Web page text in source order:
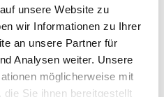
unsere Website zu
wir Informationen zu Ihrer
an unsere Partner für
Analysen weiter. Unsere
möglicherweise mit
Sie ihnen bereitgestellt
Sie:74 PowerPunkte.